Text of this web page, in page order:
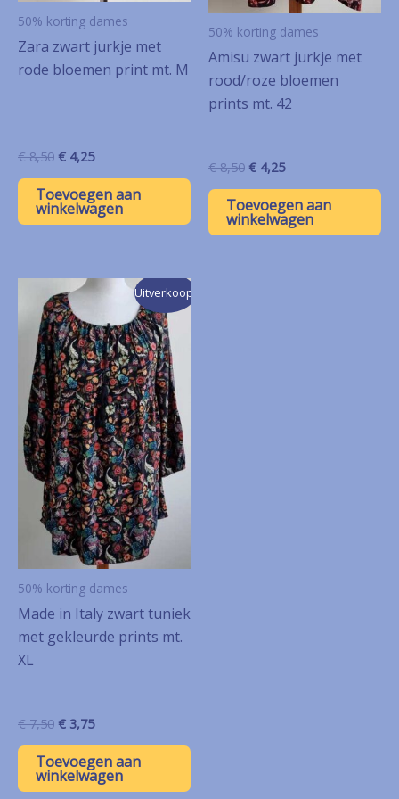
50% korting dames
Zara zwart jurkje met
rode bloemen print mt. M
€8,50 Oorspronkelijke
was:
€ 8,50.
€ 4,25Huidige
is:
€ 4,25.
Toevoegen aan
winkelwagen
50% korting dames
Amisu zwart jurkje met
rood/roze bloemen
prints mt. 42
€8,50 Oorspronkelijke
was:
€ 8,50.
€ 4,25Huidige
is:
€ 4,25.
Toevoegen aan
winkelwagen
Uitverkoop!
50% korting dames
Made in Italy zwart tuniek
met gekleurde prints mt.
XL
€7,50 Oorspronkelijke
was:
€ 7,50.
€ 3,75Huidige
is:
€ 3,75.
Toevoegen aan
winkelwagen